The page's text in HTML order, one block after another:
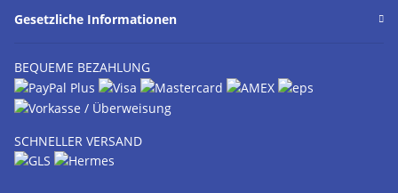
Gesetzliche Informationen
BEQUEME BEZAHLUNG
SCHNELLER VERSAND